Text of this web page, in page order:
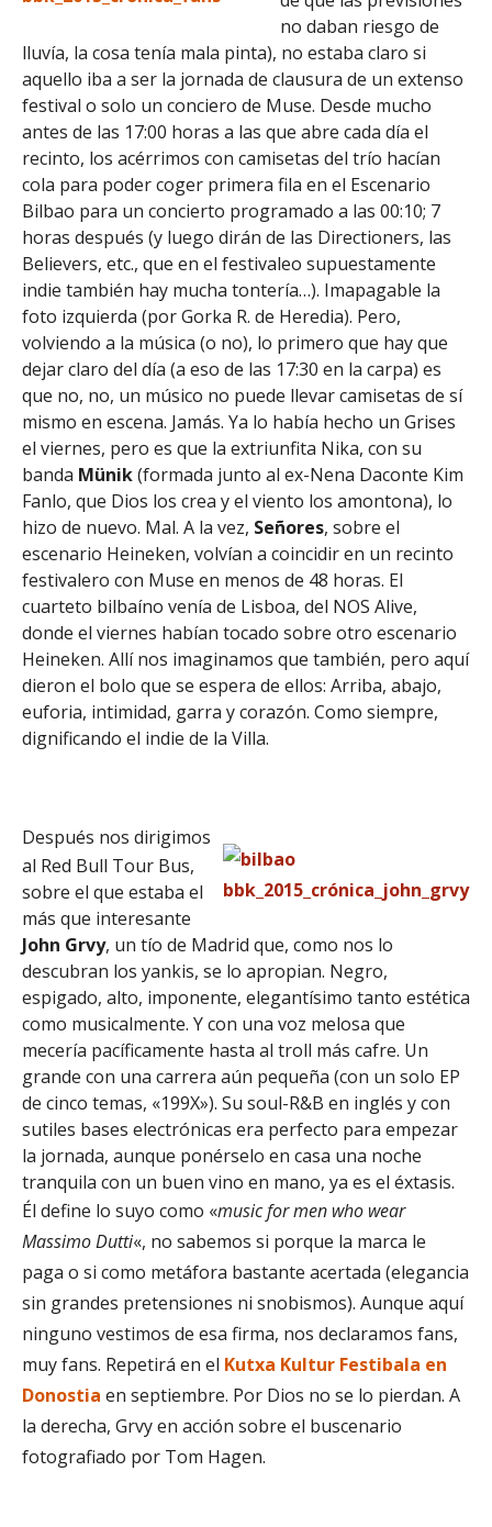
no daban riesgo de
lluvía, la cosa tenía mala pinta), no estaba claro si
aquello iba a ser la jornada de clausura de un extenso
festival o solo un conciero de Muse. Desde mucho
antes de las 17:00 horas a las que abre cada día el
recinto, los acérrimos con camisetas del trío hacían
cola para poder coger primera fila en el Escenario
Bilbao para un concierto programado a las 00:10; 7
horas después (y luego dirán de las Directioners, las
Believers, etc., que en el festivaleo supuestamente
indie también hay mucha tontería…). Imapagable la
foto izquierda (por Gorka R. de Heredia). Pero,
volviendo a la música (o no), lo primero que hay que
dejar claro del día (a eso de las 17:30 en la carpa) es
que no, no, un músico no puede llevar camisetas de sí
mismo en escena. Jamás. Ya lo había hecho un Grises
el viernes, pero es que la extriunfita Nika, con su
banda Münik(formada junto al ex-Nena Daconte Kim
Fanlo, que Dios los crea y el viento los amontona), lo
hizo de nuevo. Mal. A la vez, Señores, sobre el
escenario Heineken, volvían a coincidir en un recinto
festivalero con Muse en menos de 48 horas. El
cuarteto bilbaíno venía de Lisboa, del NOS Alive,
donde el viernes habían tocado sobre otro escenario
Heineken. Allí nos imaginamos que también, pero aquí
dieron el bolo que se espera de ellos: Arriba, abajo,
euforia, intimidad, garra y corazón. Como siempre,
dignificando el indie de la Villa.
Después nos dirigimos
al Red Bull Tour Bus,
sobre el que estaba el
más que interesante
John Grvy, un tío de Madrid que, como nos lo
descubran los yankis, se lo apropian. Negro,
espigado, alto, imponente, elegantísimo tanto estética
como musicalmente. Y con una voz melosa que
mecería pacíficamente hasta al troll más cafre. Un
grande con una carrera aún pequeña (con un solo EP
de cinco temas, «199X»). Su soul-R&B en inglés y con
sutiles bases electrónicas era perfecto para empezar
la jornada, aunque ponérselo en casa una noche
tranquila con un buen vino en mano, ya es el éxtasis.
Él define lo suyo como «music for men who wear
Massimo Dutti«, no sabemos si porque la marca le
paga o si como metáfora bastante acertada (elegancia
sin grandes pretensiones ni snobismos). Aunque aquí
ninguno vestimos de esa firma, nos declaramos fans,
muy fans. Repetirá en el Kutxa Kultur Festibala en
Donostia en septiembre. Por Dios no se lo pierdan. A
la derecha, Grvy en acción sobre el buscenario
fotografiado por Tom Hagen.